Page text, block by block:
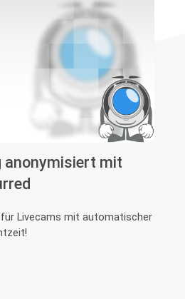
anonymisiert mit
Livecams mit automatischer